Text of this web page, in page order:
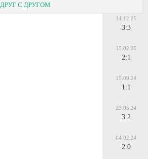
ДРУГ С ДРУГОМ
14.12.25
3:3
15.02.25
2:1
15.09.24
1:1
23.05.24
3:2
04.02.24
2:0